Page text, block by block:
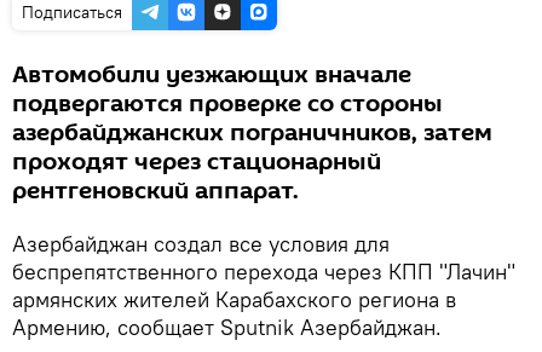
Подписаться
Автомобили уезжающих вначале
подвергаются проверке со стороны
азербайджанских пограничников, затем
проходят через стационарный
рентгеновский аппарат.
Азербайджан создал все условия для
беспрепятственного перехода через КПП "Лачин"
армянских жителей Карабахского региона в
Армению, сообщает Sputnik Азербайджан.